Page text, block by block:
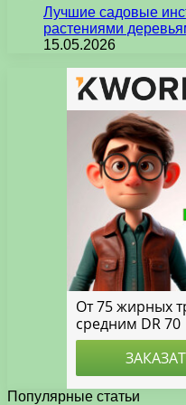
Лучшие садовые
растениями
15.05.2026
Популярные статьи